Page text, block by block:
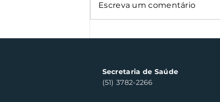
Campeonato Municipal
de Futsal
Escreva um comentário
Secretaria de Saúde
(51) 3782-2266